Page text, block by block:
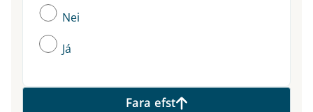
Nei
Já
Fara efst